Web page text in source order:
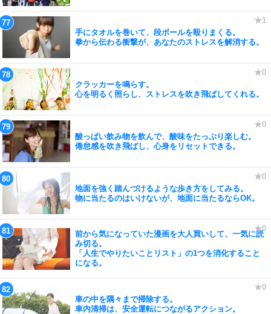
手にタオルを巻いて、段ボールを殴りまくる。
拳から伝わる衝撃が、あなたのストレスを解消する。
クラッカーを鳴らす。
心を明るく照らし、ストレスを吹き飛ばしてくれる。
酸っぱい飲み物を飲んで、酸味をたっぷり楽しむ。
倦怠感を吹き飛ばし、心身をリセットできる。
地面を強く踏んづけるような歩き方をしてみる。
物に当たるのはいけないが、地面に当たるならOK。
前から気になっていた漫画を大人買いして、一気に読
み切る。
「人生でやりたいことリスト」の1つを消化すること
になる。
車の中を隅々まで掃除する。
車内清掃は、安全運転につながるアクション。